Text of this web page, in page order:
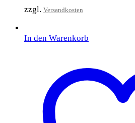
zzgl. Versandkosten
In den Warenkorb